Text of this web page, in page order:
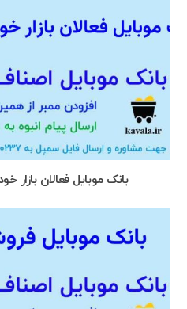
بانک موبایل فعالان بازار